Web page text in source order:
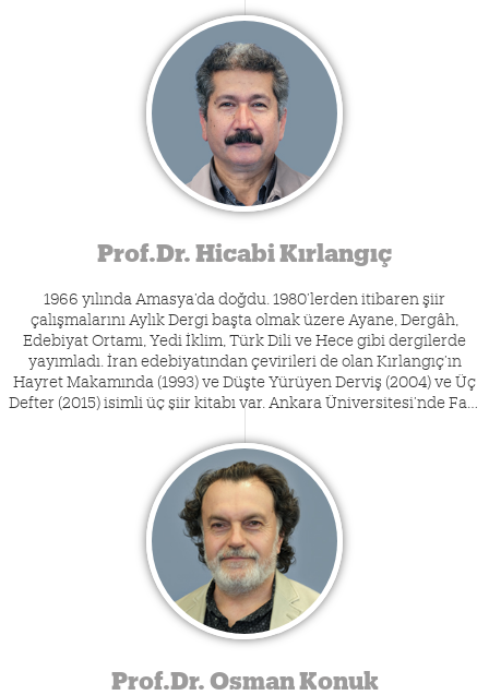
uluslararası dergilerde yayımlanan akademik makaleleri
dışında edebiyat tarihi, eleştiri, deneme ve biyografi
alanlarında, bazıları ödül de almış çok sayıda kitabı
bulunmaktadır. Konferanslar ve televizyon programlarıyla
da geniş bir izleyici kesimine ulaşan Prof. Dr. Andı, halen
Fatih Sultan Mehmet Vakıf Üniversitesi Rektörlüğü görevini
sürdürmektedir.
Prof.Dr. Hicabi Kırlangıç
1966 yılında Amasya’da doğdu. 1980’lerden itibaren şiir
çalışmalarını Aylık Dergi başta olmak üzere Ayane, Dergâh,
Edebiyat Ortamı, Yedi İklim, Türk Dili ve Hece gibi dergilerde
yayımladı. İran edebiyatından çevirileri de olan Kırlangıç’ın
Hayret Makamında (1993) ve Düşte Yürüyen Derviş (2004) ve Üç
Defter (2015) isimli üç şiir kitabı var. Ankara Üniversitesi’nde Fars
Mevlânâ Araştırmaları Derneği yönetim kurulu üyesidir.
Kırlangıç, iki dönem Türkiye Yazarlar Birliği başkanlığı yapmıştır.
Prof.Dr. Osman Konuk